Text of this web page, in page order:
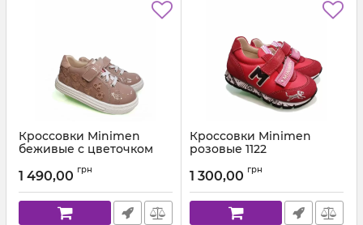
Кроссовки Minimen
беживые с цветочком
Артикул: 01-1228-12-9А (20-24)
1 490,00 грн
Кроссовки Minimen
розовые 1122
1 300,00 грн